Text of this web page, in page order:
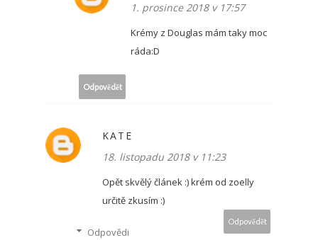
1. prosince 2018 v 17:57
Krémy z Douglas mám taky moc
ráda:D
Odpovědět
KATE
18. listopadu 2018 v 11:23
Opět skvělý článek :) krém od zoelly
určitě zkusím :)
Odpovědět
Odpovědi